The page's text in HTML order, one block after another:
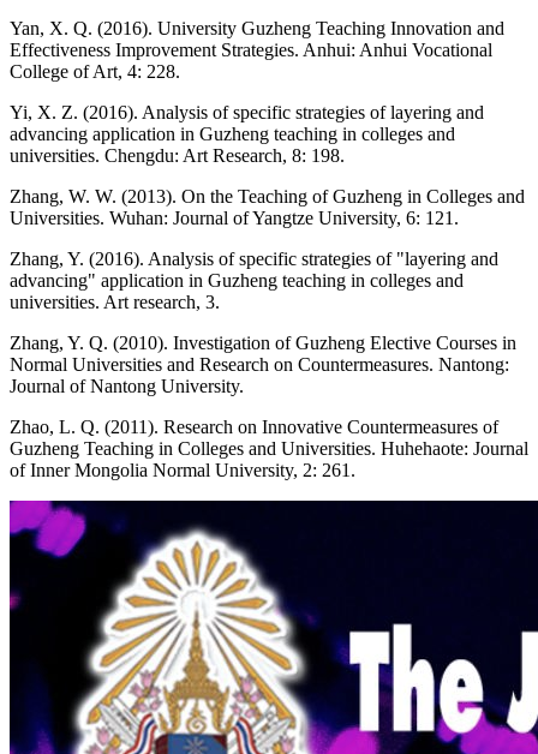
Yan, X. Q. (2016). University Guzheng Teaching Innovation and
Effectiveness Improvement Strategies. Anhui: Anhui Vocational
College of Art, 4: 228.
Yi, X. Z. (2016). Analysis of specific strategies of layering and
advancing application in Guzheng teaching in colleges and
universities. Chengdu: Art Research, 8: 198.
Zhang, W. W. (2013). On the Teaching of Guzheng in Colleges and
Universities. Wuhan: Journal of Yangtze University, 6: 121.
Zhang, Y. (2016). Analysis of specific strategies of "layering and
advancing" application in Guzheng teaching in colleges and
universities. Art research, 3.
Zhang, Y. Q. (2010). Investigation of Guzheng Elective Courses in
Normal Universities and Research on Countermeasures. Nantong:
Journal of Nantong University.
Zhao, L. Q. (2011). Research on Innovative Countermeasures of
Guzheng Teaching in Colleges and Universities. Huhehaote: Journal
of Inner Mongolia Normal University, 2: 261.